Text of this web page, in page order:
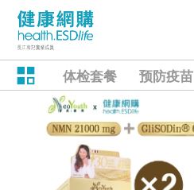
体检套餐 预防疫苗